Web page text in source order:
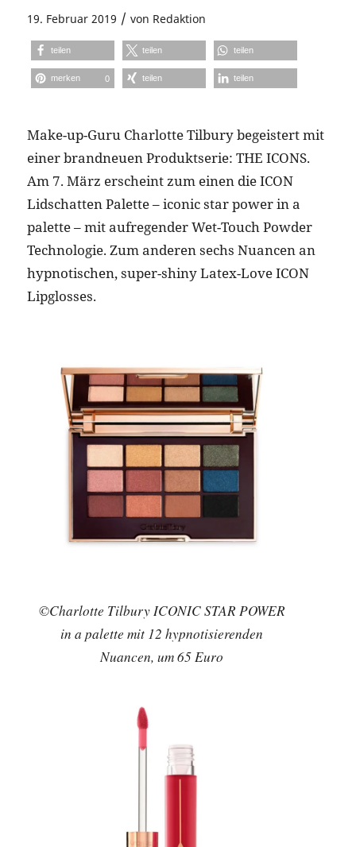
19. Februar 2019 / von Redaktion
teilen teilen teilen
merken 0 teilen teilen
Make-up-Guru Charlotte Tilbury begeistert mit
einer brandneuen Produktserie: THE ICONS.
Am 7. März erscheint zum einen die ICON
Lidschatten Palette – iconic star power in a
palette – mit aufregender Wet-Touch Powder
Technologie. Zum anderen sechs Nuancen an
hypnotischen, super-shiny Latex-Love ICON
Lipglosses.
©Charlotte Tilbury ICONIC STAR POWER
in a palette mit 12 hypnotisierenden
Nuancen, um 65 Euro